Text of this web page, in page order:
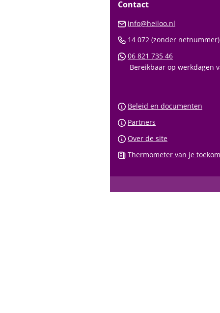
Contact
info@heiloo.nl
naar
mailadres)
14 072 (zonder netnummer)
06 821 735 46(Verwijst
naar
Bereikbaar op werkdagen
Beleid en documenten
Partners
Over de site
Thermometer van je